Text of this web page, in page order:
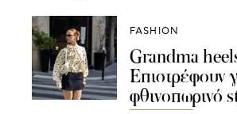
FASHION
Grandma
Eπιστρέφουν
φθινοπωρινό